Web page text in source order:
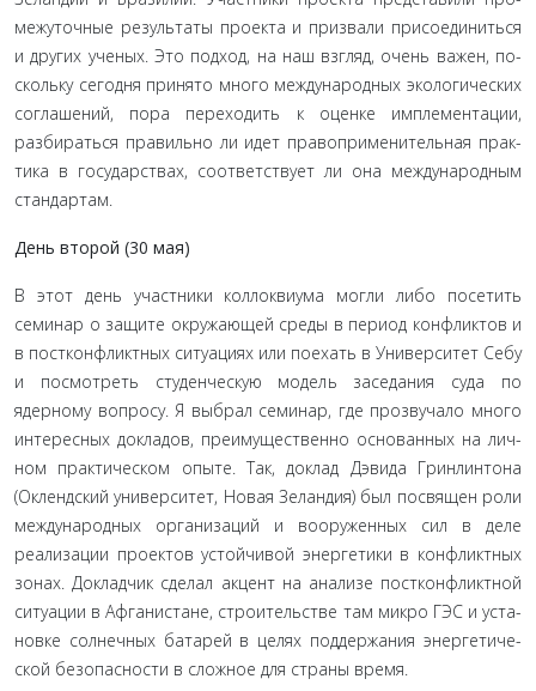
межуточные результаты проекта и призвали присоединиться
и других ученых. Это подход, на наш взгляд, очень важен, по­
скольку сегодня принято много международных экологиче­ских
соглашений, пора переходить к оценке имплементации,
разбираться правильно ли идет правоприменительная прак­
тика в государствах, соответствует ли она международным
стандартам.
День второй (30 мая)
В этот день участники коллоквиума могли либо посетить
семинар о защите окружающей среды в период конфликтов и
в постконфликтных ситуациях или поехать в Университет Себу
и посмотреть студенческую модель заседания суда по
ядерному вопросу. Я выбрал семинар, где прозвучало много
интересных докладов, преимущественно основанных на лич­
ном практическом опыте. Так, доклад Дэвида Гринлинтона
(Оклендский университет, Новая Зеландия) был посвящен роли
международных организаций и вооруженных сил в деле
реализации проектов устойчивой энергетики в конфликтных
зонах. Докладчик сделал акцент на анализе постконфликтной
ситуации в Афганистане, строительстве там микро ГЭС и уста­
новке солнечных батарей в целях поддержания энергетиче­
ской безопасности в сложное для страны время.